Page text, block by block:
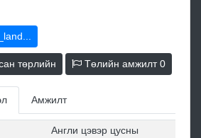
төрлийн Төлийн амжилт0
Амжилт
Англи цэвэр цусны